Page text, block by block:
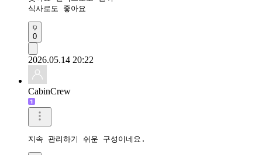
0
2026.05.14 20:22
CabinCrew
지속 관리하기 쉬운 구성이네요.